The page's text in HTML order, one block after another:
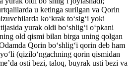
u ketinga surilgan va Qorin
koʻkrak toʻsigʻi yoki
yurak oldi boʻshligʻi oʻpkani
old qismi bilan birga uning qolgan
Qorin boʻshligʻi qorin deb ham
(qiziloʻngachning qorin qismidan
osti bezi, taloq, buyrak usti bezi va